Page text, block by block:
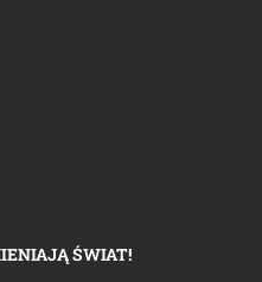
ŚWIAT!